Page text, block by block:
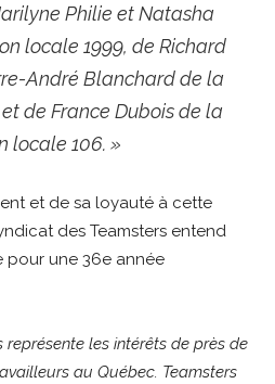
Philie et Natasha
locale 1999, de Richard
André Blanchard de la
de France Dubois de la
locale 106. »
et de sa loyauté à cette
des Teamsters entend
une 36e année
représente les intérêts de près de
au Québec. Teamsters